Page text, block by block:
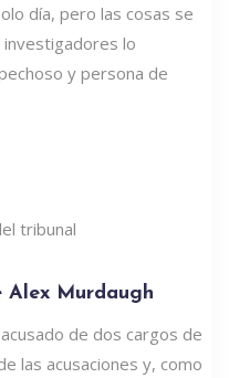
día, pero las cosas se
lo
y persona de
Alex Murdaugh
de dos cargos de
las acusaciones y, como